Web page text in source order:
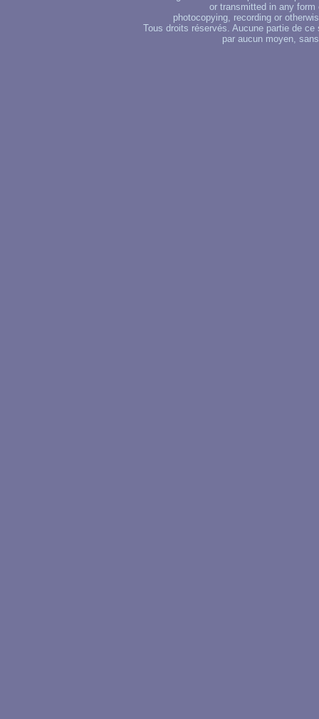
or transmitted in any
photocopying, recording or
Tous droits réservés. Aucune partie de
par aucun moyen,